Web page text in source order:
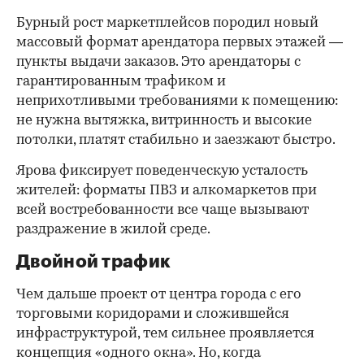
Бурный рост маркетплейсов породил новый
массовый формат арендатора первых этажей —
пункты выдачи заказов. Это арендаторы с
гарантированным трафиком и
неприхотливыми требованиями к помещению:
не нужна вытяжка, витринность и высокие
потолки, платят стабильно и заезжают быстро.
Ярова фиксирует поведенческую усталость
жителей: форматы ПВЗ и алкомаркетов при
всей востребованности все чаще вызывают
раздражение в жилой среде.
Двойной трафик
Чем дальше проект от центра города с его
торговыми коридорами и сложившейся
инфраструктурой, тем сильнее проявляется
концепция «одного окна». Но, когда